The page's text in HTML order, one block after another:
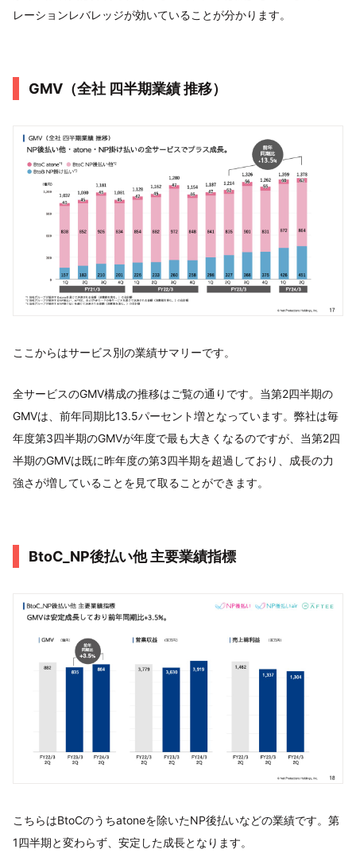
レーションレバレッジが効いていることが分かります。
GMV（全社 四半期業績 推移）
ここからはサービス別の業績サマリーです。
全サービスのGMV構成の推移はご覧の通りです。当第2四半期の
GMVは、前年同期比13.5パーセント増となっています。弊社は毎
年度第3四半期のGMVが年度で最も大きくなるのですが、当第2四
半期のGMVは既に昨年度の第3四半期を超過しており、成長の力
強さが増していることを見て取ることができます。
BtoC_NP後払い他 主要業績指標
こちらはBtoCのうちatoneを除いたNP後払いなどの業績です。第
1四半期と変わらず、安定した成長となります。